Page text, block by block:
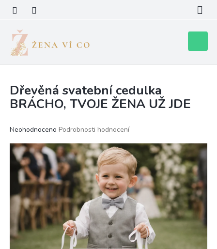
obsah
košík
Dřevěná svatební cedulka
BRÁCHO, TVOJE ŽENA UŽ JDE
Průměrné
produktu
je
hvězdiček.
Neohodnoceno Podrobnosti hodnocení